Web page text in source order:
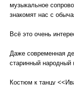
музыкальное
знакомят нас с
Всё это очень
Даже современная
старинный народный
Костюм к танцу